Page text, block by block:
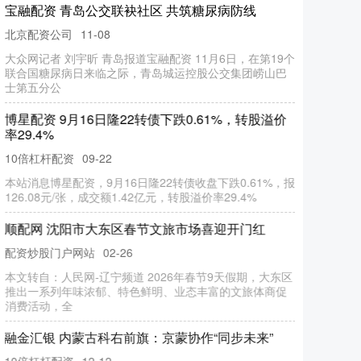
宝融配资 青岛公交联袂社区 共筑糖尿病防线
北京配资公司
11-08
大众网记者 刘宇昕 青岛报道宝融配资 11月6日，在第19个
联合国糖尿病日来临之际，青岛城运控股公交集团崂山巴
士第五分公
博星配资 9月16日隆22转债下跌0.61%，转股溢价
率29.4%
10倍杠杆配资 09-22
本站消息博星配资，9月16日隆22转债收盘下跌0.61%，报
126.08元/张，成交额1.42亿元，转股溢价率29.4%
顺配网 沈阳市大东区春节文旅市场喜迎开门红
配资炒股门户网站 02-26
本文转自：人民网-辽宁频道 2026年春节9天假期，大东区
推出一系列年味浓郁、特色鲜明、业态丰富的文旅体商促
消费活动，全
融金汇银 内蒙古科右前旗：京蒙协作“同步未来”